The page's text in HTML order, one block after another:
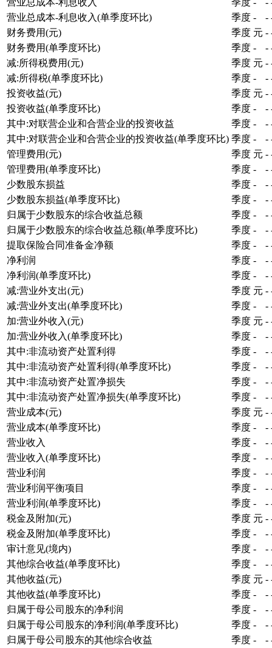
营业总成本-利息收入 季度 - -
营业总成本-利息收入(单季度环比)
季度 - -
财务费用(元)
季度 元 -
财务费用(单季度环比)
季度 - -
减:所得税费用(元)
季度 元 -
减:所得税(单季度环比)
季度 - -
投资收益(元)
季度 元 -
投资收益(单季度环比)
季度 - -
其中:对联营企业和合营企业的投资收益
季度 - -
其中:对联营企业和合营企业的投资收益(单季度环比) 季度 - -
管理费用(元)
季度 元 -
管理费用(单季度环比)
季度 - -
少数股东损益
季度 - -
少数股东损益(单季度环比)
季度 - -
归属于少数股东的综合收益总额
季度 - -
归属于少数股东的综合收益总额(单季度环比)
季度 - -
提取保险合同准备金净额
季度 - -
净利润
季度 - -
净利润(单季度环比)
季度 - -
减:营业外支出(元)
季度 元 -
减:营业外支出(单季度环比)
季度 - -
加:营业外收入(元)
季度 元 -
加:营业外收入(单季度环比)
季度 - -
其中:非流动资产处置利得
季度 - -
其中:非流动资产处置利得(单季度环比)
季度 - -
其中:非流动资产处置净损失
季度 - -
其中:非流动资产处置净损失(单季度环比)
季度 - -
营业成本(元)
季度 元 -
营业成本(单季度环比)
季度 - -
营业收入
季度 - -
营业收入(单季度环比)
季度 - -
营业利润
季度 - -
营业利润平衡项目
季度 - -
营业利润(单季度环比)
季度 - -
税金及附加(元)
季度 元 -
税金及附加(单季度环比)
季度 - -
审计意见(境内)
季度 - -
其他综合收益(单季度环比)
季度 - -
其他收益(元)
季度 元 -
其他收益(单季度环比)
季度 - -
归属于母公司股东的净利润
季度 - -
归属于母公司股东的净利润(单季度环比)
季度 - -
归属于母公司股东的其他综合收益
季度 - -